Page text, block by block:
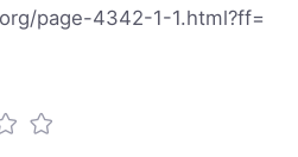
page-4342-1-1.html?ff=